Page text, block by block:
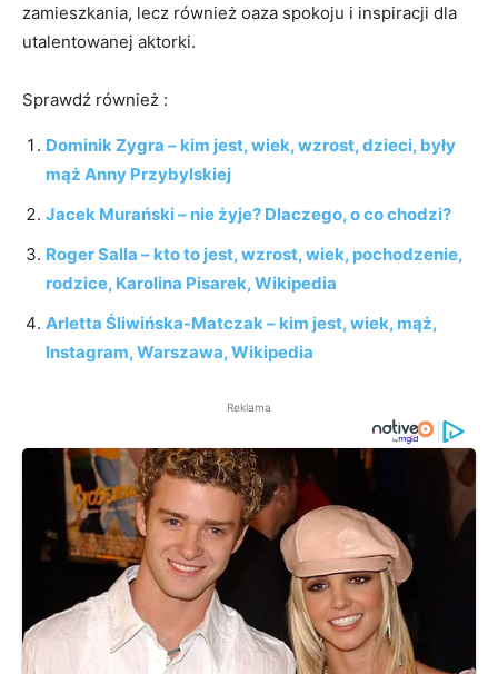
zamieszkania, lecz również oaza spokoju i inspiracji dla
utalentowanej aktorki.
Sprawdź również :
Dominik Zygra – kim jest, wiek, wzrost, dzieci, były
mąż Anny Przybylskiej
Jacek Murański – nie żyje? Dlaczego, o co chodzi?
Roger Salla – kto to jest, wzrost, wiek, pochodzenie,
rodzice, Karolina Pisarek, Wikipedia
Arletta Śliwińska-Matczak – kim jest, wiek, mąż,
Instagram, Warszawa, Wikipedia
Reklama